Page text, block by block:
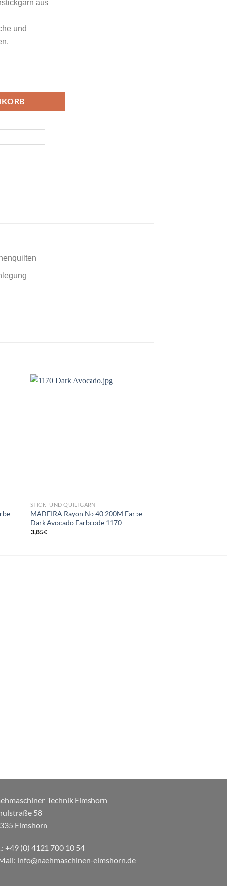
aus
und
STICK- UND QUILTGARN
MADEIRA Rayon No 40 200M Farbe
Dark Avocado Farbcode 1170
3,85€
Technik Elmshorn
58
Elmshorn
+49 (0) 4121 700 10 54
info@naehmaschinen-elmshorn.de